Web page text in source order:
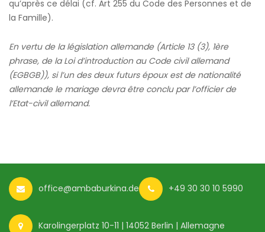
qu’après ce délai (cf. Art 255 du Code des Personnes et de
la Famille).
En vertu de la législation allemande (Article 13 (3), 1ère
phrase, de la Loi d’introduction au Code civil allemand
(EGBGB)), si l’un des deux futurs époux est de nationalité
allemande le mariage devra être conclu par l’officier de
l’Etat-civil allemand.
office@ambaburkina.de +49 30 30 10 5990
Karolingerplatz 10-11 | 14052 Berlin | Allemagne